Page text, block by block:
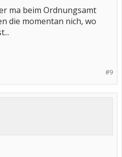
ma beim Ordnungsamt
die momentan nich, wo
#9